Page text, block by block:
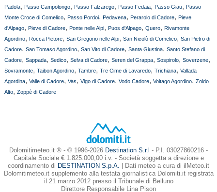
Padola, Passo Campolongo, Passo Falzarego, Passo Fedaia, Passo Giau, Passo
Monte Croce di Comelico, Passo Pordoi, Pedavena, Perarolo di Cadore, Pieve
d'Alpago, Pieve di Cadore, Ponte nelle Alpi, Puos d'Alpago, Quero, Rivamonte
Agordino, Rocca Pietore, San Gregorio nelle Alpi, San Nicolò di Comelico, San Pietro di
Cadore, San Tomaso Agordino, San Vito di Cadore, Santa Giustina, Santo Stefano di
Cadore, Sappada, Sedico, Selva di Cadore, Seren del Grappa, Sospirolo, Soverzene,
Sovramonte, Taibon Agordino, Tambre, Tre Cime di Lavaredo, Trichiana, Vallada
Agordina, Valle di Cadore, Vas, Vigo di Cadore, Vodo Cadore, Voltago Agordino, Zoldo
Alto, Zoppè di Cadore
Dolomitimeteo.it ® - © 1996-2026 Destination S.r.l - P.I. 03027860216 -
Capitale Sociale € 1.825.000,00 i.v. - Società soggetta a direzione e
coordinamento di DESTINATION S.p.A. | Dati meteo a cura di ilMeteo.it
Dolomitimeteo.it supplemento alla testata giornalistica Dolomiti.it registrata
il 21 marzo 2012 presso il Tribunale di Belluno
Direttore Responsabile Lina Pison